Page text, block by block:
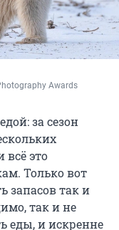
Awards
за сезон
это
Только вот
запасов так и
так и не
еды, и искренне